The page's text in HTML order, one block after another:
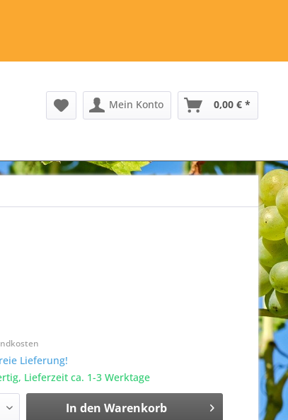
Mein Konto 0,00 € *
Lieferung!
Lieferzeit ca. 1-3 Werktage
In den Warenkorb